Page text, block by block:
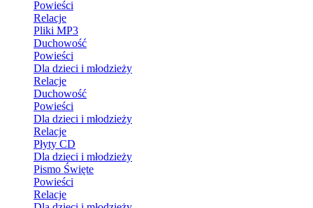
Powieści
Relacje
Pliki MP3
Duchowość
Powieści
Dla dzieci i młodzieży
Relacje
Duchowość
Powieści
Dla dzieci i młodzieży
Relacje
Płyty CD
Dla dzieci i młodzieży
Pismo Święte
Powieści
Relacje